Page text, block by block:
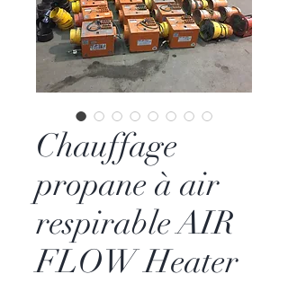
Chauffage
propane à air
respirable AIR
FLOW Heater